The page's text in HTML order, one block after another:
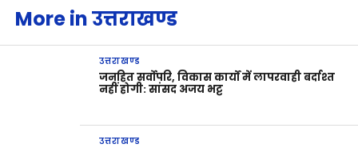
More in उत्तराखण्ड
उत्तराखण्ड
जनहित सर्वोपरि, विकास कार्यों में लापरवाही बर्दाश्त
नहीं होगी: सांसद अजय भट्ट
उत्तराखण्ड